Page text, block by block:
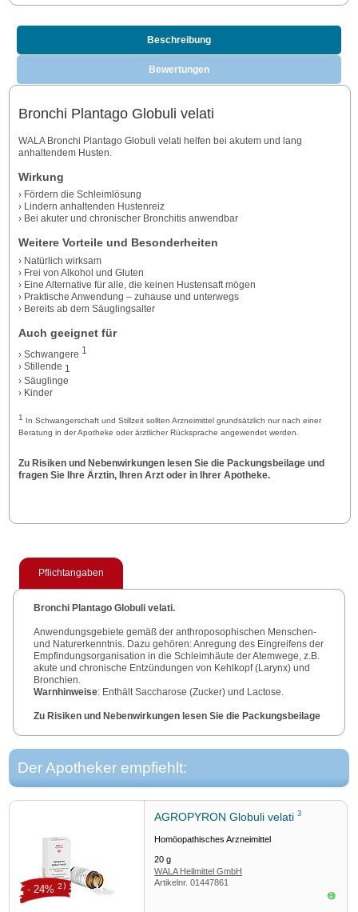
Beschreibung
Bewertungen
Bronchi Plantago Globuli velati
WALA Bronchi Plantago Globuli velati helfen bei akutem und lang
anhaltendem Husten.
Wirkung
› Fördern die Schleimlösung
› Lindern anhaltenden Hustenreiz
› Bei akuter und chronischer Bronchitis anwendbar
Weitere Vorteile und Besonderheiten
› Natürlich wirksam
› Frei von Alkohol und Gluten
› Eine Alternative für alle, die keinen Hustensaft mögen
› Praktische Anwendung – zuhause und unterwegs
› Bereits ab dem Säuglingsalter
Auch geeignet für
› Schwangere 1
› Stillende 1
› Säuglinge
› Kinder
1
In Schwangerschaft und Stillzeit sollten Arzneimittel grundsätzlich nur nach einer
Beratung in der Apotheke oder ärztlicher Rücksprache angewendet werden.
Zu Risiken und Nebenwirkungen lesen Sie die Packungsbeilage und
fragen Sie Ihre Ärztin, Ihren Arzt oder in Ihrer Apotheke.
Pflichtangaben
Bronchi Plantago Globuli velati.
Anwendungsgebiete gemäß der anthroposophischen Menschen-
und Naturerkenntnis. Dazu gehören: Anregung des Eingreifens der
Empfindungsorganisation in die Schleimhäute der Atemwege, z.B.
akute und chronische Entzündungen von Kehlkopf (Larynx) und
Bronchien.
Warnhinweise: Enthält Saccharose (Zucker) und Lactose.
Zu Risiken und Nebenwirkungen lesen Sie die Packungsbeilage
WALA Heilmittel GmbH, 73087 Bad Boll/Eckwälden.
Stand: Januar 2023.
Der Apotheker empfiehlt:
AGROPYRON Globuli velati3
Homöopathisches Arzneimittel
20g
WALA Heilmittel GmbH
Artikelnr.01447861
- 24% 2)